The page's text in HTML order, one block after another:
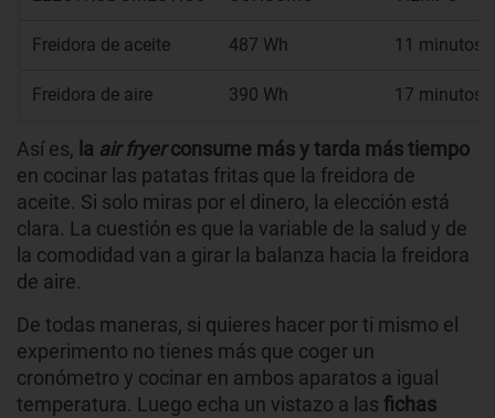
Freidora de aceite 487 Wh 11 minutos
Freidora de aire 390 Wh 17 minutos
Así es, la air fryerconsume más y tarda más tiempo
en cocinar las patatas fritas que la freidora de
aceite. Si solo miras por el dinero, la elección está
clara. La cuestión es que la variable de la salud y de
la comodidad van a girar la balanza hacia la freidora
de aire.
De todas maneras, si quieres hacer por ti mismo el
experimento no tienes más que coger un
cronómetro y cocinar en ambos aparatos a igual
temperatura. Luego echa un vistazo a las fichas